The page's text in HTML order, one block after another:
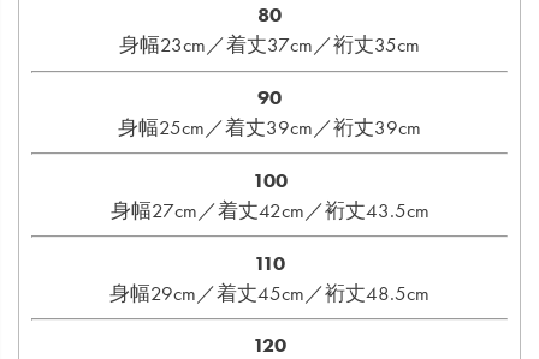
80
身幅23cm／着丈37cm／裄丈35cm
90
身幅25cm／着丈39cm／裄丈39cm
100
身幅27cm／着丈42cm／裄丈43.5cm
110
身幅29cm／着丈45cm／裄丈48.5cm
120